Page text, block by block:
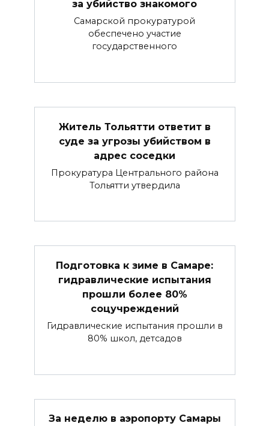
за убийство знакомого
Самарской прокуратурой
обеспечено участие
государственного
Житель Тольятти ответит в
суде за угрозы убийством в
адрес соседки
Прокуратура Центрального района
Тольятти утвердила
Подготовка к зиме в Самаре:
гидравлические испытания
прошли более 80%
соцучреждений
Гидравлические испытания прошли в
80% школ, детсадов
За неделю в аэропорту Самары